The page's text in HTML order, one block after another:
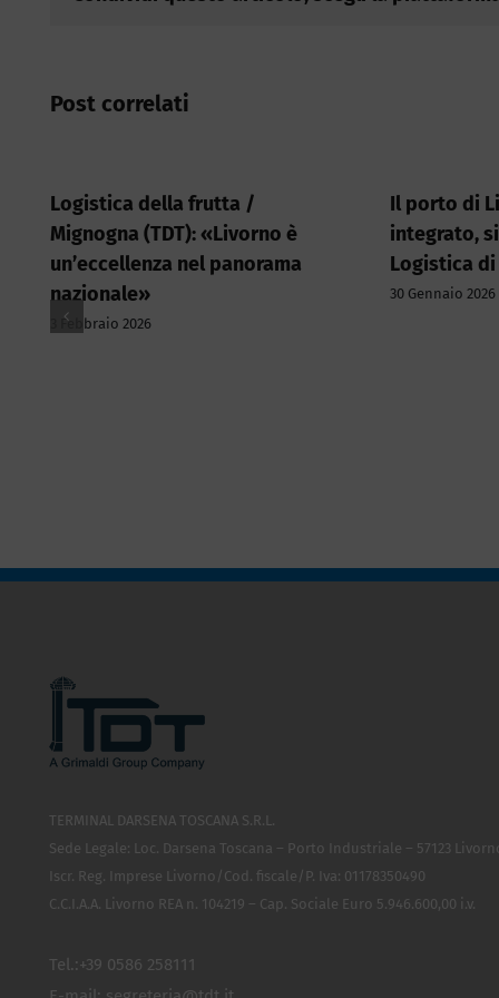
Post correlati
Logistica della frutta /
Mignogna (TDT): «Livorno è
un’eccellenza nel panorama
nazionale»
3 Febbraio 2026
Il porto di
integrato,
Logistica
30 Gennaio 2026
TERMINAL DARSENA TOSCANA S.R.L.
Sede Legale: Loc. Darsena Toscana – Porto Industriale – 57123
Iscr. Reg. Imprese Livorno/Cod. fiscale/P. Iva: 01178350490
C.C.I.A.A. Livorno REA n. 104219 – Cap. Sociale Euro 5.946.600,00 i.v.
Tel.:+39 0586 258111